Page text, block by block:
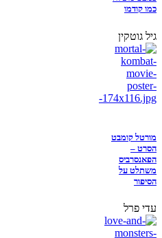
כמו קודמו
גיל גוטקין
מורטל קומבט
הסרט –
הפאנסרביס
משתלט על
הסיפור
עדי פרל